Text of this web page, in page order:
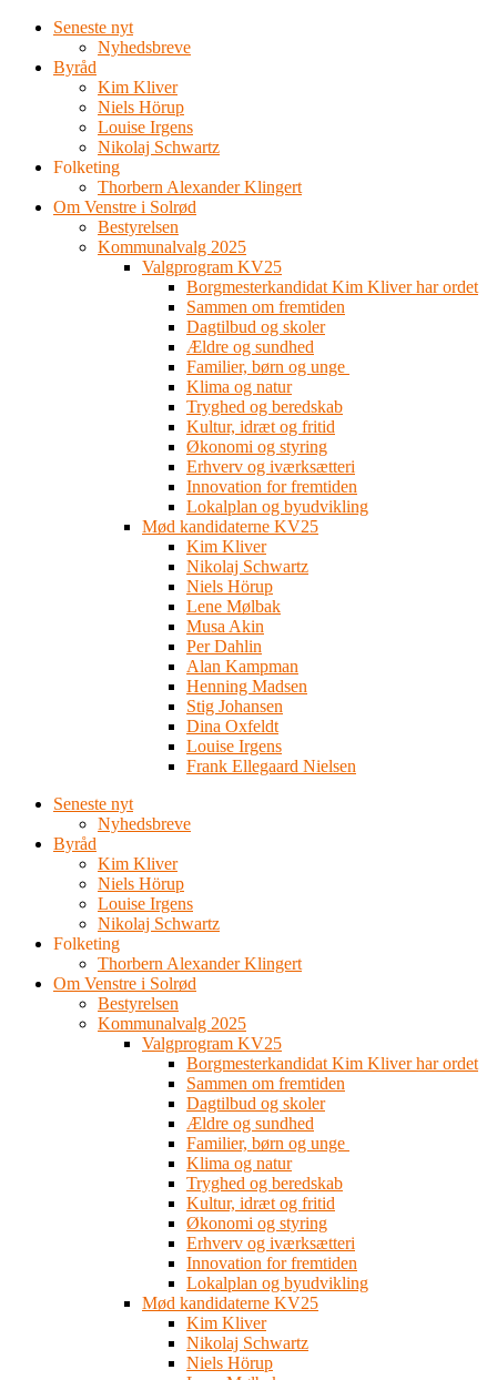
Seneste nyt
Nyhedsbreve
Byråd
Kim Kliver
Niels Hörup
Louise Irgens
Nikolaj Schwartz
Folketing
Thorbern Alexander Klingert
Om Venstre i Solrød
Bestyrelsen
Kommunalvalg 2025
Valgprogram KV25
Borgmesterkandidat Kim Kliver har ordet
Sammen om fremtiden
Dagtilbud og skoler
Ældre og sundhed
Familier, børn og unge
Klima og natur
Tryghed og beredskab
Kultur, idræt og fritid
Økonomi og styring
Erhverv og iværksætteri
Innovation for fremtiden
Lokalplan og byudvikling
Mød kandidaterne KV25
Kim Kliver
Nikolaj Schwartz
Niels Hörup
Lene Mølbak
Musa Akin
Per Dahlin
Alan Kampman
Henning Madsen
Stig Johansen
Dina Oxfeldt
Louise Irgens
Frank Ellegaard Nielsen
Seneste nyt
Nyhedsbreve
Byråd
Kim Kliver
Niels Hörup
Louise Irgens
Nikolaj Schwartz
Folketing
Thorbern Alexander Klingert
Om Venstre i Solrød
Bestyrelsen
Kommunalvalg 2025
Valgprogram KV25
Borgmesterkandidat Kim Kliver har ordet
Sammen om fremtiden
Dagtilbud og skoler
Ældre og sundhed
Familier, børn og unge
Klima og natur
Tryghed og beredskab
Kultur, idræt og fritid
Økonomi og styring
Erhverv og iværksætteri
Innovation for fremtiden
Lokalplan og byudvikling
Mød kandidaterne KV25
Kim Kliver
Nikolaj Schwartz
Niels Hörup